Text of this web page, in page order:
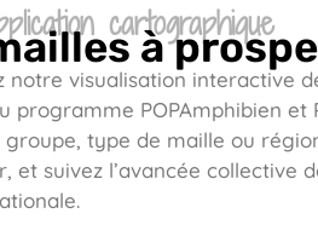
cartographique
à
notre visualisation interactive
programme POPAmphibien et
type de maille ou
et suivez l’avancée collective